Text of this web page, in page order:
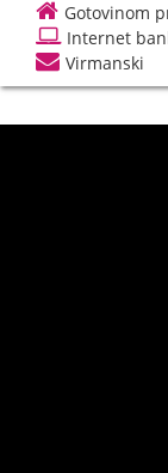
Gotovinom
Internet
Virmanski